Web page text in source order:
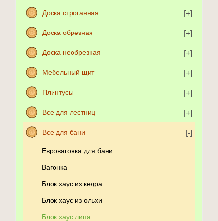
Доска строганная
Доска обрезная
Доска необрезная
Мебельный щит
Плинтусы
Все для лестниц
Все для бани
Евровагонка для бани
Вагонка
Блок хаус из кедра
Блок хаус из ольхи
Блок хаус липа